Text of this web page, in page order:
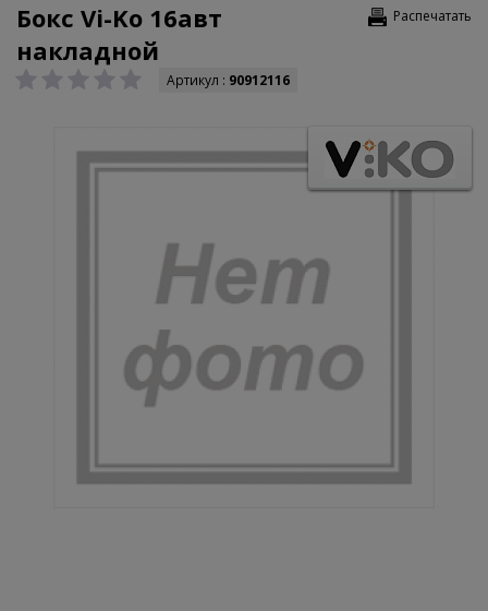
Распечатать
Бокс Vi-Ko 16авт
накладной
Артикул : 90912116